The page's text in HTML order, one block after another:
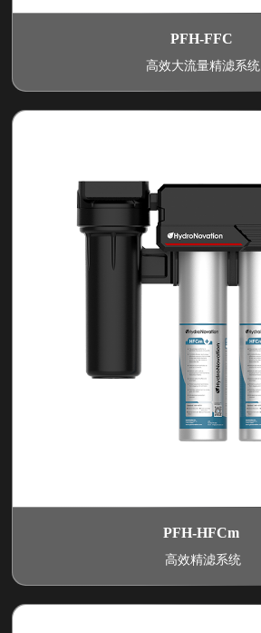
PFH-FFC
高效大流量精滤系统
PFH-HFCm
高效精滤系统